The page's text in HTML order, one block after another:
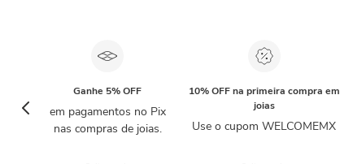
Ganhe 5% OFF
em pagamentos no Pix
nas compras de joias.
10% OFF na primeira compra em
joias
Use o cupom WELCOMEMX